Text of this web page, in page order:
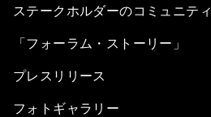
ステークホルダーのコミュニティ
「フォーラム・ストーリー」
プレスリリース
フォトギャラリー